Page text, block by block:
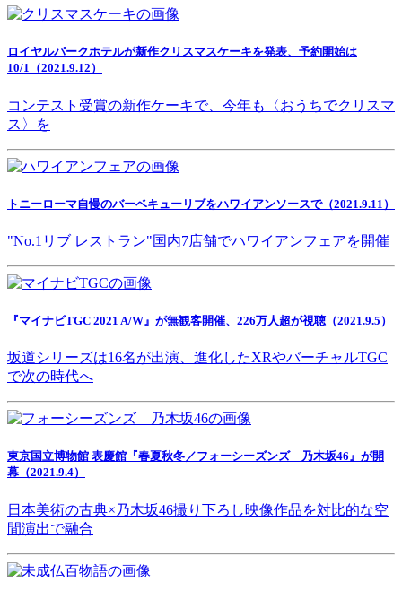
ロイヤルパークホテルが新作クリスマスケーキを発表、予約開始は
10/1（2021.9.12）
コンテスト受賞の新作ケーキで、今年も〈おうちでクリスマ
ス〉を
トニーローマ自慢のバーベキューリブをハワイアンソースで（2021.9.11）
"No.1リブ レストラン"国内7店舗でハワイアンフェアを開催
『マイナビTGC 2021 A/W』が無観客開催、226万人超が視聴（2021.9.5）
坂道シリーズは16名が出演、進化したXRやバーチャルTGC
で次の時代へ
東京国立博物館 表慶館『春夏秋冬／フォーシーズンズ 乃木坂46』が開
幕（2021.9.4）
日本美術の古典×乃木坂46撮り下ろし映像作品を対比的な空
間演出で融合